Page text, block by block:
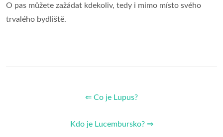
O pas můžete zažádat kdekoliv, tedy i mimo místo svého
trvalého bydliště.
⇐ Co je Lupus?
Kdo je Lucembursko? ⇒